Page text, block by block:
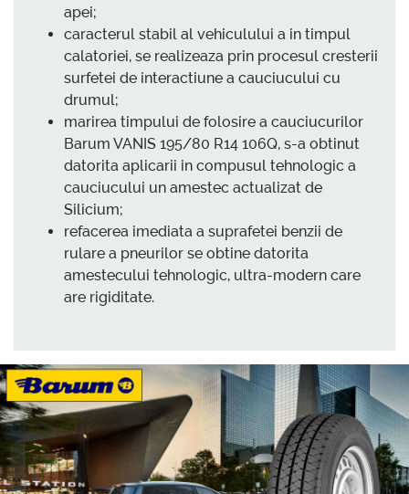
apei;
caracterul stabil al vehiculului a in timpul
calatoriei, se realizeaza prin procesul cresterii
surfetei de interactiune a cauciucului cu
drumul;
marirea timpului de folosire a cauciucurilor
Barum VANIS 195/80 R14 106Q, s-a obtinut
datorita aplicarii in compusul tehnologic a
cauciucului un amestec actualizat de
Silicium;
refacerea imediata a suprafetei benzii de
rulare a pneurilor se obtine datorita
amestecului tehnologic, ultra-modern care
are rigiditate.